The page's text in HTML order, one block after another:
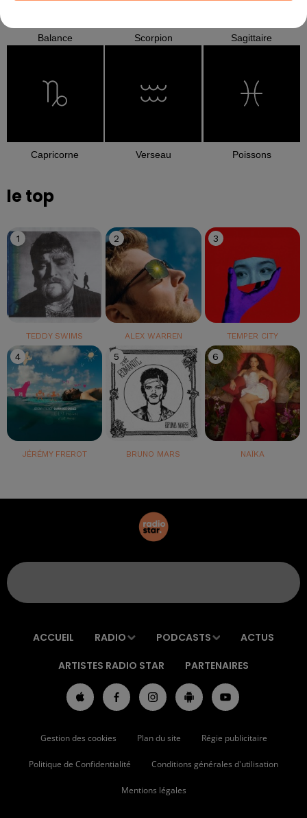
Balance Scorpion Sagittaire
Capricorne Verseau Poissons
le top
1
TEDDY SWIMS
2
ALEX WARREN
3
TEMPER CITY
4
JÉRÉMY FREROT
5
BRUNO MARS
6
NAÏKA
ACCUEIL RADIO PODCASTS ACTUS
ARTISTES RADIO STAR PARTENAIRES
Gestion des cookies Plan du site Régie publicitaire
Politique de Confidentialité Conditions générales d'utilisation
Mentions légales